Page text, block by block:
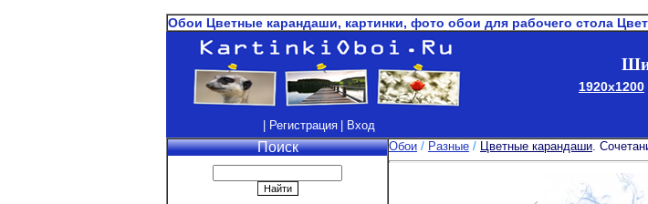
Обои Цветные карандаши, картинки, фото обои для рабочего стола
1920x1200
| Регистрация | Вход
Поиск Обои / Разные / Цветные карандаши.